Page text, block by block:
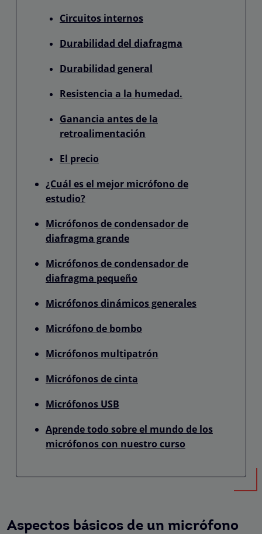
Circuitos internos
Durabilidad del diafragma
Durabilidad general
Resistencia a la humedad.
Ganancia antes de la
retroalimentación
El precio
¿Cuál es el mejor micrófono de
estudio?
Micrófonos de condensador de
diafragma grande
Micrófonos de condensador de
diafragma pequeño
Micrófonos dinámicos generales
Micrófono de bombo
Micrófonos multipatrón
Micrófonos de cinta
Micrófonos USB
Aprende todo sobre el mundo de los
micrófonos con nuestro curso
Aspectos básicos de un micrófono